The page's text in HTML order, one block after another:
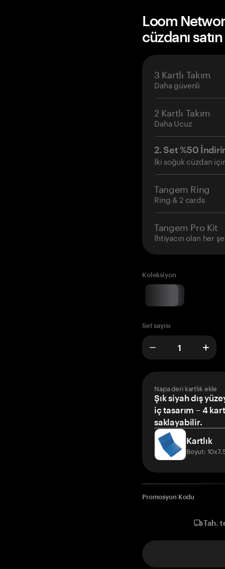
Loom
cüzdanı
3 Kartlı Takım
Daha güvenli
2 Kartlı Takım
Daha Ucuz
2. Set %50
İki soğuk cüzdan
Tangem Ring
Ring & 2 cards
Tangem Pro Kit
İhtiyacın olan her
Koleksiyon
Set sayısı
Napa deri kartlık ekle
Şık siyah dış
iç tasarım – 4
saklayabilir.
Kartlık
Boyut:
Promosyon Kodu
Tah.